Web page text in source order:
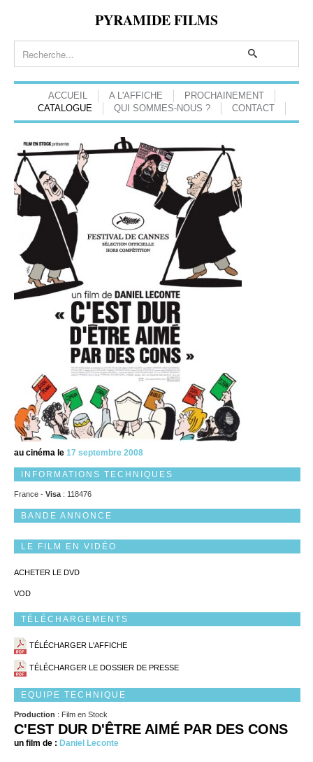
PYRAMIDE FILMS
ACCUEIL A L'AFFICHE
PROCHAINEMENT
CATALOGUE
QUI SOMMES-NOUS ? CONTACT
au cinéma le 17 septembre 2008
INFORMATIONS TECHNIQUES
France - Visa : 118476
BANDE ANNONCE
LE FILM EN VIDÉO
ACHETER LE DVD
VOD
TÉLÉCHARGEMENTS
TÉLÉCHARGER L'AFFICHE
TÉLÉCHARGER LE DOSSIER DE PRESSE
EQUIPE TECHNIQUE
Production : Film en Stock
C'EST DUR D'ÊTRE AIMÉ PAR DES CONS
un film de : Daniel Leconte